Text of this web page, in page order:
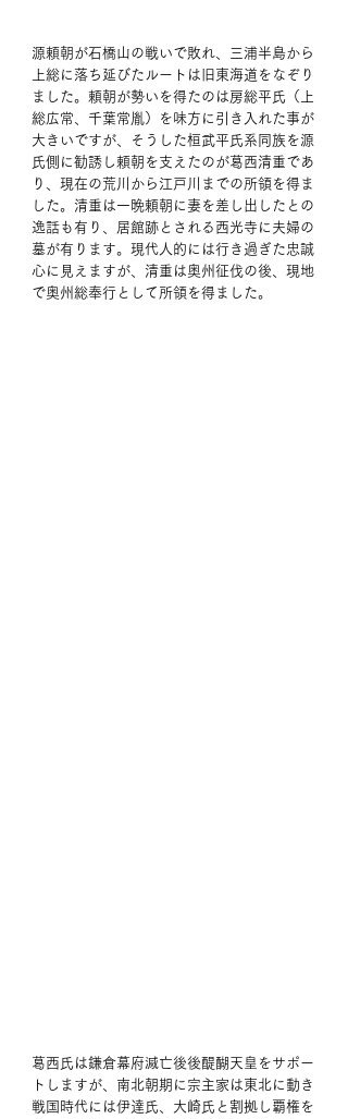
源頼朝が石橋山の戦いで敗れ、三浦半島から
上総に落ち延びたルートは旧東海道をなぞり
ました。頼朝が勢いを得たのは房総平氏（上
総広常、千葉常胤）を味方に引き入れた事が
大きいですが、そうした桓武平氏系同族を源
氏側に勧誘し頼朝を支えたのが葛西清重であ
り、現在の荒川から江戸川までの所領を得ま
した。清重は一晩頼朝に妻を差し出したとの
逸話も有り、居館跡とされる西光寺に夫婦の
墓が有ります。現代人的には行き過ぎた忠誠
心に見えますが、清重は奥州征伐の後、現地
で奥州総奉行として所領を得ました。
葛西氏は鎌倉幕府滅亡後後醍醐天皇をサポー
トしますが、南北朝期に宗主家は東北に動き
戦国時代には伊達氏、大崎氏と割拠し覇権を